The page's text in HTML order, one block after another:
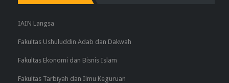
IAIN Langsa
Fakultas Ushuluddin Adab dan Dakwah
Fakultas Ekonomi dan Bisnis Islam
Fakultas Tarbiyah dan Ilmu Keguruan